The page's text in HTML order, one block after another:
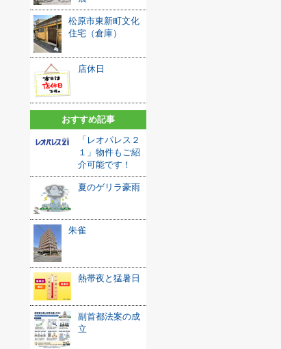
松原市東新町文化
住宅（倉庫）
店休日
おすすめ記事
「レオパレス２
１」物件もご紹
介可能です！
夏のゲリラ豪雨
朱雀
熱帯夜と猛暑日
副首都法案の成
立